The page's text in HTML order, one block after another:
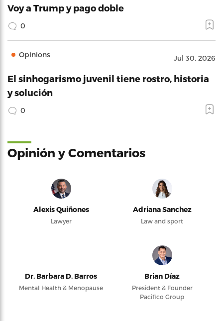
Voy a Trump y pago doble
0
Opinions Jul 30, 2026
El sinhogarismo juvenil tiene rostro, historia
y solución
0
Opinión y Comentarios
Alexis Quiñones
Lawyer
Adriana Sanchez
Law and sport
Dr. Barbara D. Barros
Mental Health & Menopause
Brian Díaz
President & Founder
Pacifico Group